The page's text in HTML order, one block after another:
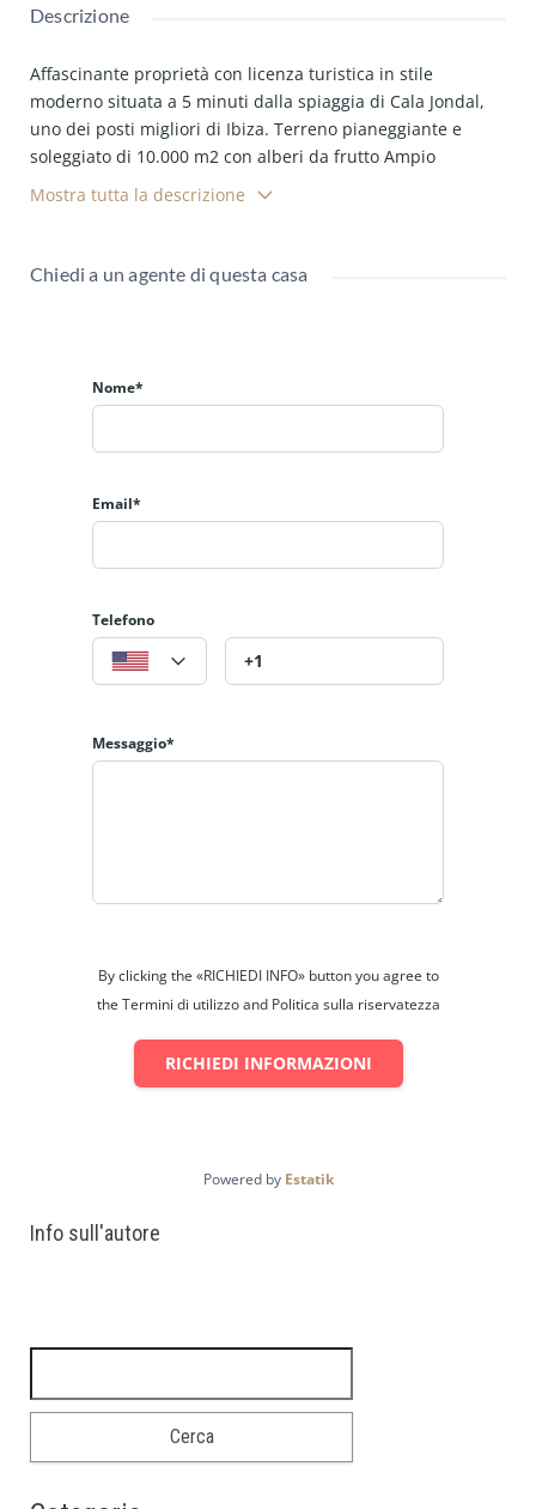
Descrizione
Affascinante proprietà con licenza turistica in stile
moderno situata a 5 minuti dalla spiaggia di Cala Jondal,
uno dei posti migliori di Ibiza. Terreno pianeggiante e
soleggiato di 10.000 m2 con alberi da frutto Ampio
soggiorno con camino, ampia cucina/sala da pranzo, 4
a gasolio, telefono, WIFI ADSL, aria condizionata, TV SAT.
e alla casa.
Mostra tutta la descrizione
Chiedi a un agente di questa casa
Nome*
Email*
Telefono
Messaggio*
By clicking the «RICHIEDI INFO» button you agree to
the Termini di utilizzo and Politica sulla riservatezza
RICHIEDI INFORMAZIONI
Powered by Estatik
Info sull'autore